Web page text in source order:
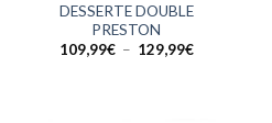
DESSERTE DOUBLE
PRESTON
109,99€ – 129,99€Plage